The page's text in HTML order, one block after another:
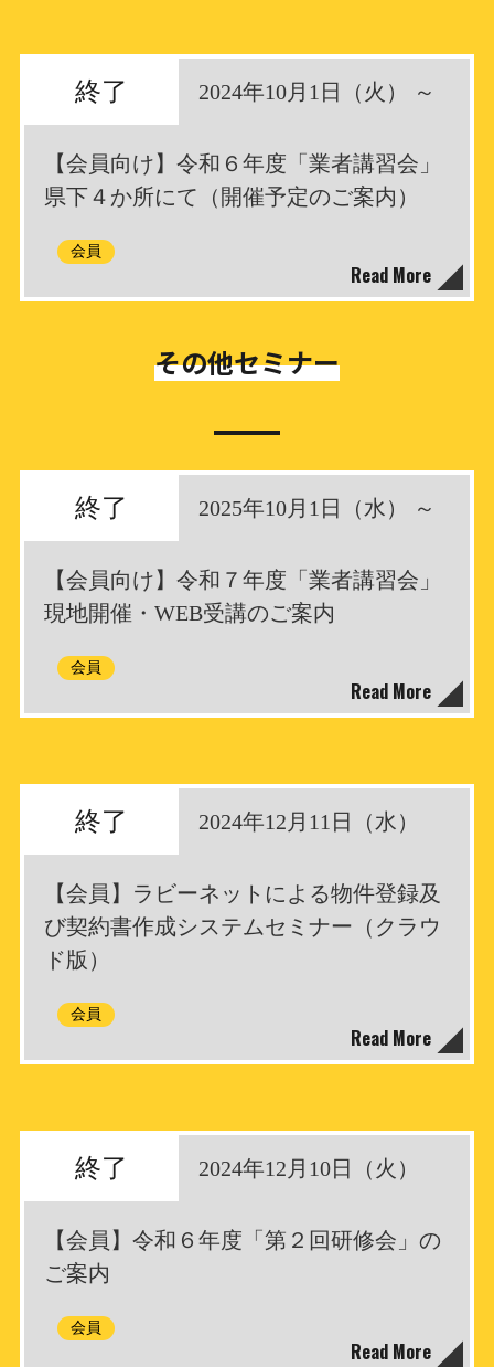
終了 2024年10月1日（火） ～
【会員向け】令和６年度「業者講習会」
県下４か所にて（開催予定のご案内）
会員
Read More
その他セミナー
終了 2025年10月1日（水） ～
【会員向け】令和７年度「業者講習会」
現地開催・WEB受講のご案内
会員
Read More
終了 2024年12月11日（水）
【会員】ラビーネットによる物件登録及
び契約書作成システムセミナー（クラウ
ド版）
会員
Read More
終了 2024年12月10日（火）
【会員】令和６年度「第２回研修会」の
ご案内
会員
Read More